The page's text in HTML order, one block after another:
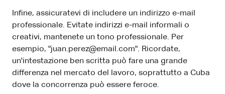
Infine, assicuratevi di includere un indirizzo e-mail
professionale. Evitate indirizzi e-mail informali o
creativi, mantenete un tono professionale. Per
esempio, "juan.perez@email.com". Ricordate,
un'intestazione ben scritta può fare una grande
differenza nel mercato del lavoro, soprattutto a Cuba
dove la concorrenza può essere feroce.